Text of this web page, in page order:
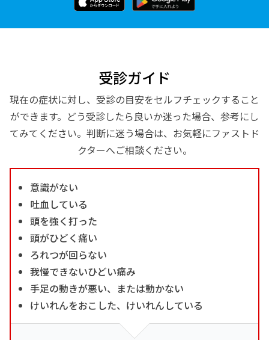
受診ガイド
現在の症状に対し、受診の目安をセルフチェックすること
ができます。どう受診したら良いか迷った場合、参考にし
てみてください。判断に迷う場合は、お気軽にファストド
クターへご相談ください。
意識がない
吐血している
頭を強く打った
頭がひどく痛い
ろれつが回らない
我慢できないひどい痛み
手足の動きが悪い、または動かない
けいれんをおこした、けいれんしている